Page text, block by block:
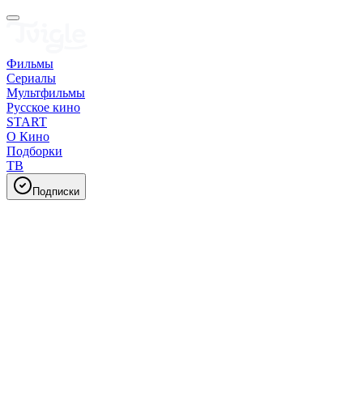
Фильмы
Сериалы
Мультфильмы
Русское кино
START
О Кино
Подборки
ТВ
Подписки